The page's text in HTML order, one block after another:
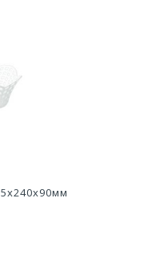
60гр